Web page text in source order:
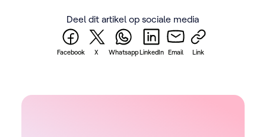
overheidsinstanties, regeringen en sociale
organisaties engageert de VRT zich hiermee om de
digitale kloof te verkleinen. Want als publieke
omroep van Vlaanderen willen we dat de toekomst
digitaal voor ons allemaal is.
Deel dit artikel op sociale media
Facebook X WhatsappLinkedIn Email Link